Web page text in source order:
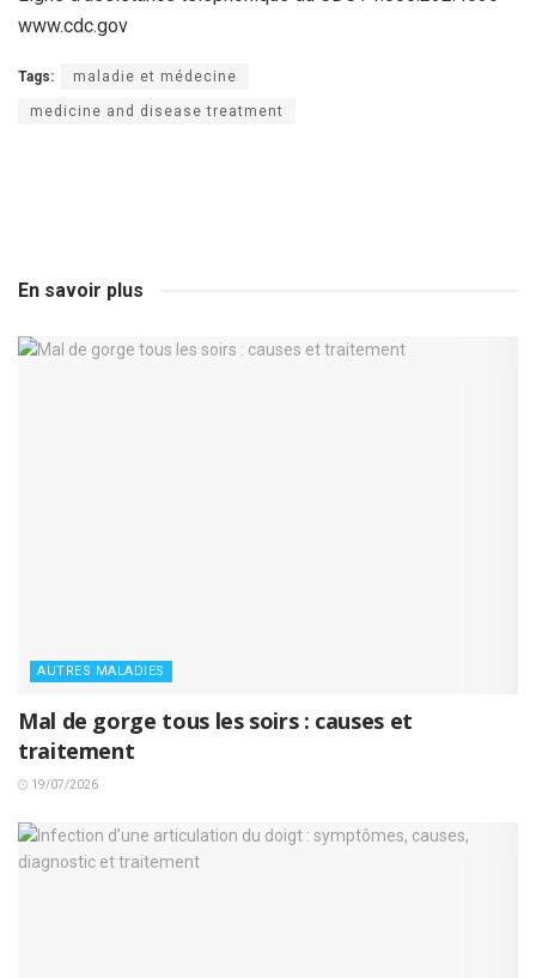
www.cdc.gov
Tags: maladie et médecine
medicine and disease treatment
En savoir plus
AUTRES MALADIES
Mal de gorge tous les soirs : causes et
traitement
19/07/2026